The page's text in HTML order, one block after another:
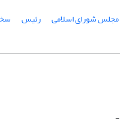
مجلس شورای اسلامی رئیس